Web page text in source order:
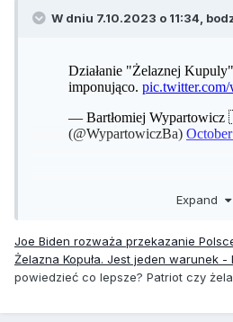
W dniu 7.10.2023 o 11:34,
Expand
Joe Biden rozważa przekazanie
Żelazna Kopuła. Jest jeden warunek -
powiedzieć co lepsze? Patriot czy